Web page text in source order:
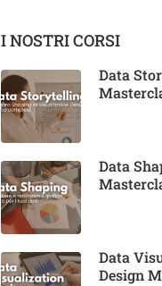
I NOSTRI CORSI
Data
Data
Data
Design